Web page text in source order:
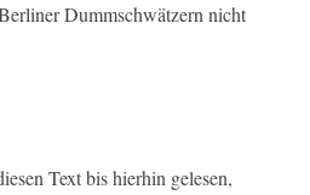
Dummschwätzern nicht
Text bis hierhin gelesen,